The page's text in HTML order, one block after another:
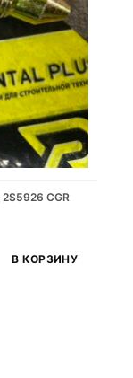
В КОРЗИНУ